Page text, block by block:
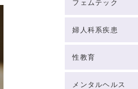
フェムテック
婦人科系疾患
性教育
メンタルヘルス